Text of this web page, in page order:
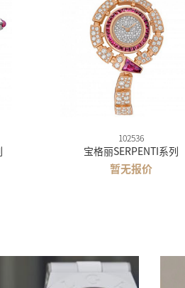
102536
宝格丽SERPENTI系列
暂无报价